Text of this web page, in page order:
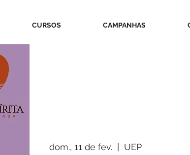
CURSOS CAMPANHAS
dom., 11 de fev. UEP